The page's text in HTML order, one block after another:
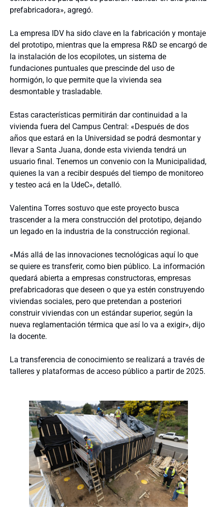
prefabricadora», agregó.
La empresa IDV ha sido clave en la fabricación y montaje
del prototipo, mientras que la empresa R&D se encargó de
la instalación de los ecopilotes, un sistema de
fundaciones puntuales que prescinde del uso de
hormigón, lo que permite que la vivienda sea
desmontable y trasladable.
Estas características permitirán dar continuidad a la
vivienda fuera del Campus Central: «Después de dos
años que estará en la Universidad se podrá desmontar y
llevar a Santa Juana, donde esta vivienda tendrá un
usuario final. Tenemos un convenio con la Municipalidad,
quienes la van a recibir después del tiempo de monitoreo
y testeo acá en la UdeC», detalló.
Valentina Torres sostuvo que este proyecto busca
trascender a la mera construcción del prototipo, dejando
un legado en la industria de la construcción regional.
«Más allá de las innovaciones tecnológicas aquí lo que
se quiere es transferir, como bien público. La información
quedará abierta a empresas constructoras, empresas
prefabricadoras que deseen o que ya estén construyendo
viviendas sociales, pero que pretendan a posteriori
construir viviendas con un estándar superior, según la
nueva reglamentación térmica que así lo va a exigir», dijo
la docente.
La transferencia de conocimiento se realizará a través de
talleres y plataformas de acceso público a partir de 2025.